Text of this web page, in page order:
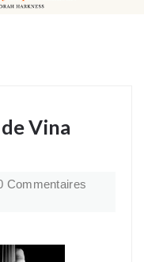
Vina
Commentaires